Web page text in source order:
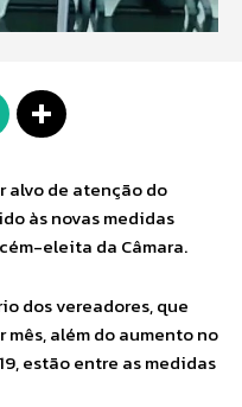
alvo de atenção do
às novas medidas
eleita da Câmara.
dos vereadores, que
mês, além do aumento no
estão entre as medidas